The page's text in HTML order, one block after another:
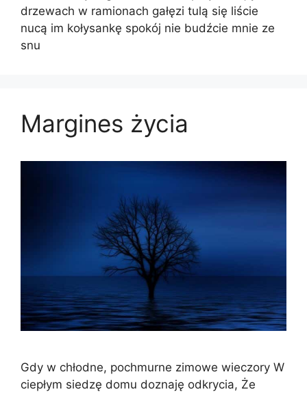
drzewach w ramionach gałęzi tulą się liście
nucą im kołysankę spokój nie budźcie mnie ze
snu
Margines życia
Gdy w chłodne, pochmurne zimowe wieczory W
ciepłym siedzę domu doznaję odkrycia, Że